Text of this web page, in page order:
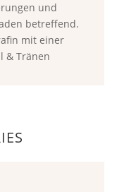
und
betreffend.
mit einer
& Tränen